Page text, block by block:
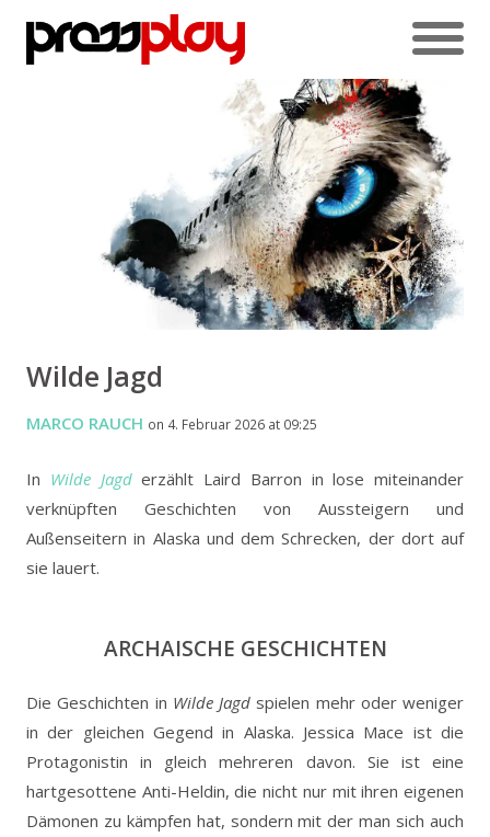
Wilde Jagd
MARCO RAUCH on 4. Februar 2026 at 09:25
In Wilde Jagderzählt Laird Barron in lose miteinander
verknüpften Geschichten von Aussteigern und
Außenseitern in Alaska und dem Schrecken, der dort auf
sie lauert.
ARCHAISCHE GESCHICHTEN
Die Geschichten in Wilde Jagd spielen mehr oder weniger
in der gleichen Gegend in Alaska. Jessica Mace ist die
Protagonistin in gleich mehreren davon. Sie ist eine
hartgesottene Anti-Heldin, die nicht nur mit ihren eigenen
Dämonen zu kämpfen hat, sondern mit der man sich auch